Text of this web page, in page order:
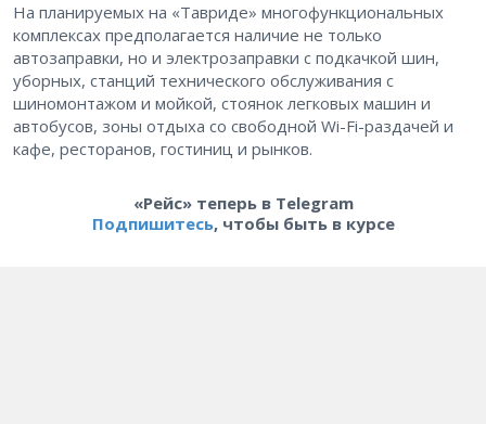
На планируемых на «Тавриде» многофункциональных
комплексах предполагается наличие не только
автозаправки, но и электрозаправки с подкачкой шин,
уборных, станций технического обслуживания с
шиномонтажом и мойкой, стоянок легковых машин и
автобусов, зоны отдыха со свободной Wi-Fi-раздачей и
кафе, ресторанов, гостиниц и рынков.
«Рейс» теперь в Telegram
Подпишитесь, чтобы быть в курсе